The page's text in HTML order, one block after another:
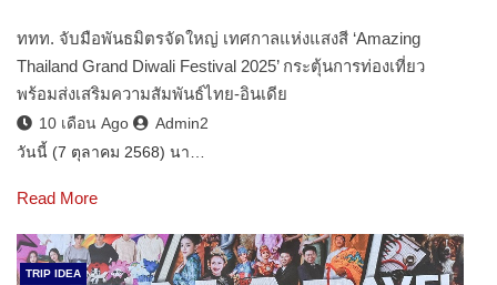
ททท. จับมือพันธมิตรจัดใหญ่ เทศกาลแห่งแสงสี ‘Amazing
Thailand Grand Diwali Festival 2025’ กระตุ้นการท่องเที่ยว
พร้อมส่งเสริมความสัมพันธ์ไทย-อินเดีย
10 เดือน Ago
Admin2
วันนี้ (7 ตุลาคม 2568) นา…
Read More
TRIP IDEA